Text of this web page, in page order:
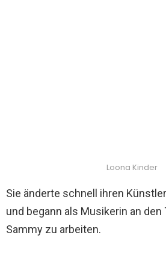
Loona Kinder
Sie änderte schnell ihren
und begann als Musikerin an den
Sammy zu arbeiten.